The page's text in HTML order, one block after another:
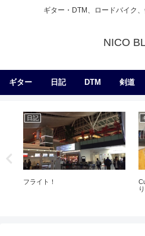
ギター・DTM、ロードバイク
NICO
ギター 日記 DTM 剣道
日記
フライト！